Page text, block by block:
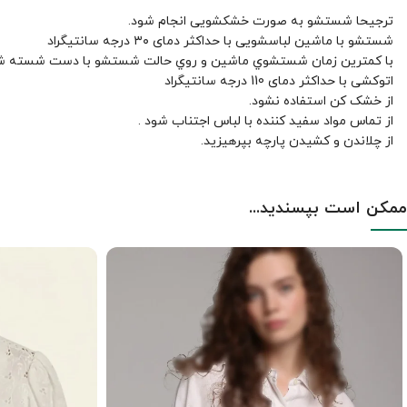
ترجیحا شستشو به صورت خشکشویی انجام شود.
شستشو با ماشین لباسشویی با حداکثر دمای ۳۰ درجه سانتیگراد
با کمترين زمان شستشوي ماشين و روي حالت شستشو با دست شسته
اتوکشی با حداکثر دمای 110 درجه سانتیگراد
از خشک کن استفاده نشود.
از تماس مواد سفید کننده با لباس اجتناب شود .
از چلاندن و کشيدن پارچه بپرهيزيد.
ممکن است بپسندید...